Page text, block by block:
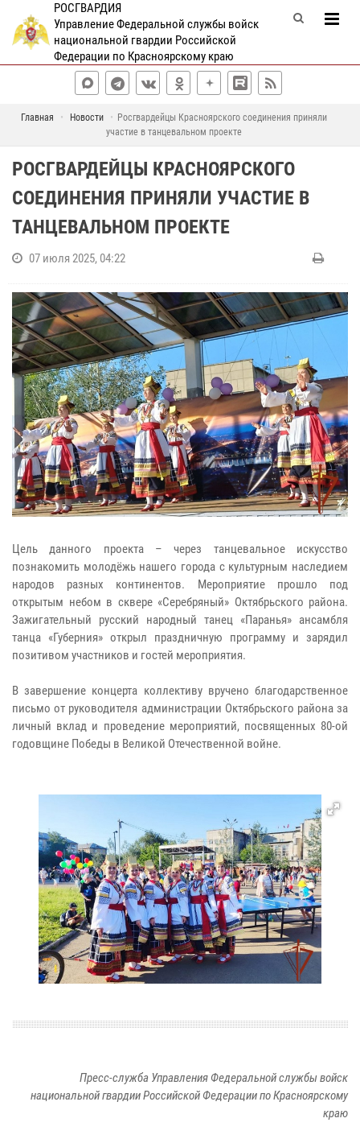
РОСГВАРДИЯ
Управление Федеральной службы войск
национальной гвардии Российской
Федерации по Красноярскому краю
Главная Новости
Росгвардейцы Красноярского соединения приняли
участие в танцевальном проекте
РОСГВАРДЕЙЦЫ КРАСНОЯРСКОГО
СОЕДИНЕНИЯ ПРИНЯЛИ УЧАСТИЕ В
ТАНЦЕВАЛЬНОМ ПРОЕКТЕ
07 июля 2025, 04:22
Цель данного проекта – через танцевальное искусство
познакомить молодёжь нашего города с культурным наследием
народов разных континентов. Мероприятие прошло под
открытым небом в сквере «Серебряный» Октябрьского района.
Зажигательный русский народный танец «Паранья» ансамбля
танца «Губерния» открыл праздничную программу и зарядил
позитивом участников и гостей мероприятия.
В завершение концерта коллективу вручено благодарственное
письмо от руководителя администрации Октябрьского района за
личный вклад и проведение мероприятий, посвященных 80-ой
годовщине Победы в Великой Отечественной войне.
Пресс-служба Управления Федеральной службы войск
национальной гвардии Российской Федерации по Красноярскому
краю